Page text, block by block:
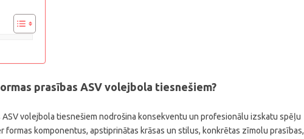
prasības ASV volejbola tiesnešiem?
volejbola tiesnešiem nodrošina konsekventu un profesionālu izskatu spēļu
formas komponentus, apstiprinātas krāsas un stilus, konkrētas zīmolu prasības,